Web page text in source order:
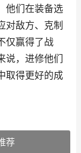
他们在装备选
对敌方、克制
仅赢得了战
说，进修他们
取得更好的成
荐